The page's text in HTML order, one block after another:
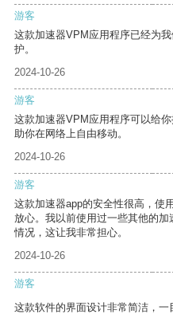
游客
这款加速器VPM应用程序已经为
护。
2024-10-26
游客
这款加速器VPM应用程序可以给
助你在网络上自由移动。
2024-10-26
游客
这款加速器app的安全性很高，使
放心。我以前使用过一些其他的
情况，这让我非常担心。
2024-10-26
游客
这款软件的界面设计非常简洁，一